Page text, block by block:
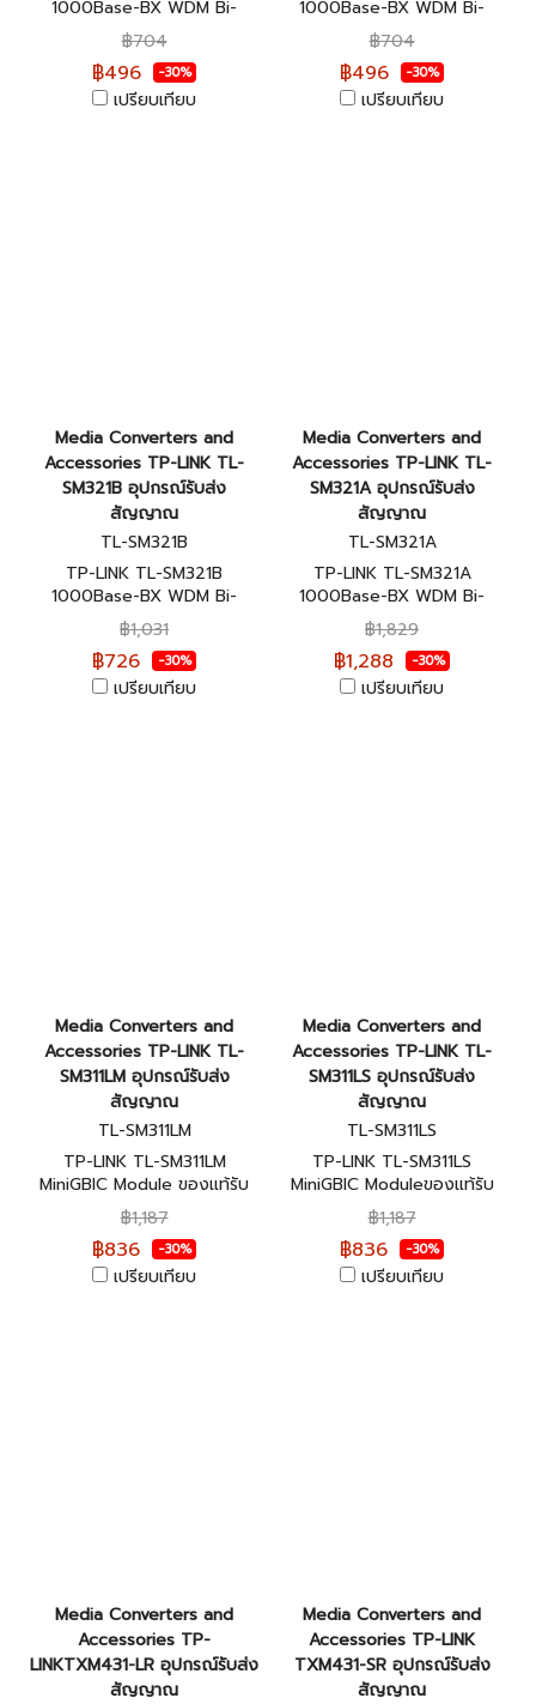
1000Base-BX WDM Bi-
Directional SFP Module ของ
แท้รับประกันตลอดอายุการใช้
งาน
฿704
฿496 -30%
เปรียบเทียบ
1000Base-BX WDM Bi-
Directional SFP Module ของ
แท้รับประกันตลอดอายุการใช้
งาน
฿704
฿496 -30%
เปรียบเทียบ
Media Converters and
Accessories TP-LINK TL-
SM321B อุปกรณ์รับส่ง
สัญญาณ
TL-SM321B
TP-LINK TL-SM321B
1000Base-BX WDM Bi-
Directional SFP Module ของ
แท้รับประกันตลอดอายุการใช้
งาน
฿1,031
฿726 -30%
เปรียบเทียบ
Media Converters and
Accessories TP-LINK TL-
SM321A อุปกรณ์รับส่ง
สัญญาณ
TL-SM321A
TP-LINK TL-SM321A
1000Base-BX WDM Bi-
Directional SFP Module ของ
แท้รับประกันตลอดอายุการใช้
งาน
฿1,829
฿1,288 -30%
เปรียบเทียบ
Media Converters and
Accessories TP-LINK TL-
SM311LM อุปกรณ์รับส่ง
สัญญาณ
TL-SM311LM
TP-LINK TL-SM311LM
MiniGBIC Module ของแท้รับ
ประกันตลอดอายุการใช้งาน
฿1,187
฿836 -30%
เปรียบเทียบ
Media Converters and
Accessories TP-LINK TL-
SM311LS อุปกรณ์รับส่ง
สัญญาณ
TL-SM311LS
TP-LINK TL-SM311LS
MiniGBIC Moduleของแท้รับ
ประกันตลอดอายุการใช้งาน
฿1,187
฿836 -30%
เปรียบเทียบ
Media Converters and
Accessories TP-
LINKTXM431-LR อุปกรณ์รับส่ง
สัญญาณ
Media Converters and
Accessories TP-LINK
TXM431-SR อุปกรณ์รับส่ง
สัญญาณ